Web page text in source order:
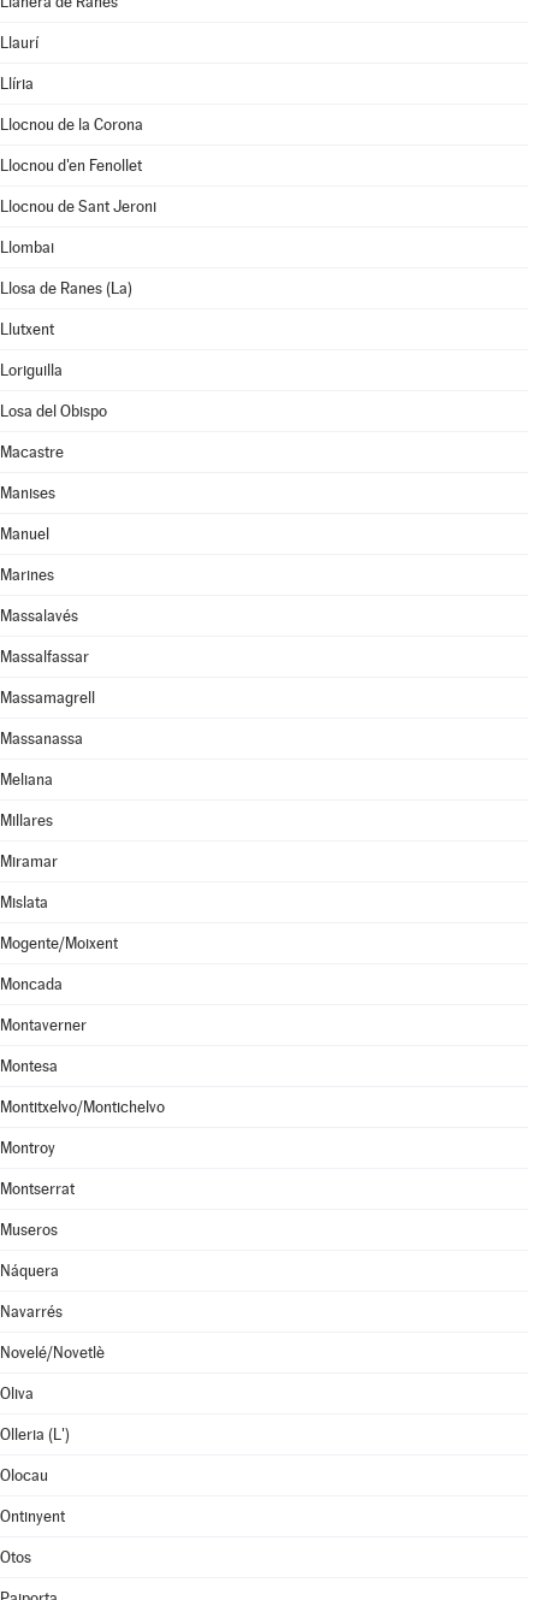
Llaurí
Llíria
Llocnou de la Corona
Llocnou d'en Fenollet
Llocnou de Sant Jeroni
Llombai
Llosa de Ranes (La)
Llutxent
Loriguilla
Losa del Obispo
Macastre
Manises
Manuel
Marines
Massalavés
Massalfassar
Massamagrell
Massanassa
Meliana
Millares
Miramar
Mislata
Mogente/Moixent
Moncada
Montaverner
Montesa
Montitxelvo/Montichelvo
Montroy
Montserrat
Museros
Náquera
Navarrés
Novelé/Novetlè
Oliva
Olleria (L')
Olocau
Ontinyent
Otos